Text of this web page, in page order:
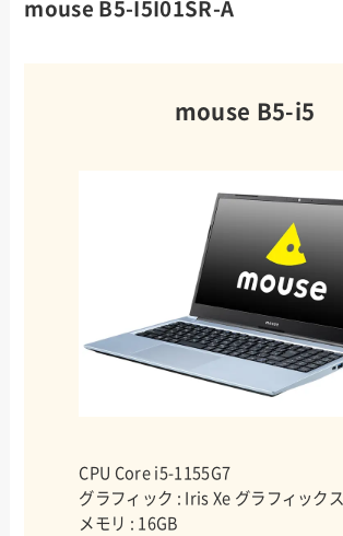
mouse B5-I5I01SR-A
mouse B5-i5
CPU Core i5-1155G7
グラフィック : Iris Xe グラフィックス
メモリ : 16GB